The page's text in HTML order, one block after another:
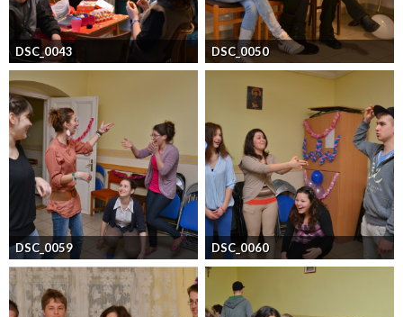
DSC_0043 DSC_0050
DSC_0059 DSC_0060